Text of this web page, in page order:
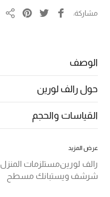
الأطفال
المجوهرات
مشاركة
الوصف
حول رالف لورين
القياسات والحجم
عرض المزيد
رالف لورينمستلزمات المنزل
شرشف ويستبانك مسطح